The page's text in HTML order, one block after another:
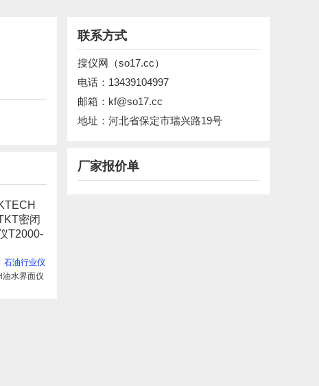
石油行业仪
油水界面仪
联系方式
搜仪网（so17.cc）
电话：13439104997
邮箱：kf@so17.cc
地址：河北省保定市瑞兴路19号
厂家报价单